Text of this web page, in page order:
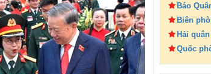
Báo
Biên
Hải
Quốc